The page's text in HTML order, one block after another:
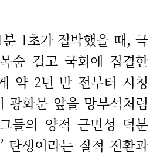
1초가 절박했을 때, 극
숨 걸고 국회에 집결한
약 2년 반 전부터 시청
광화문 앞을 망부석처럼
들의 양적 근면성 덕분
탄생이라는 질적 전환과